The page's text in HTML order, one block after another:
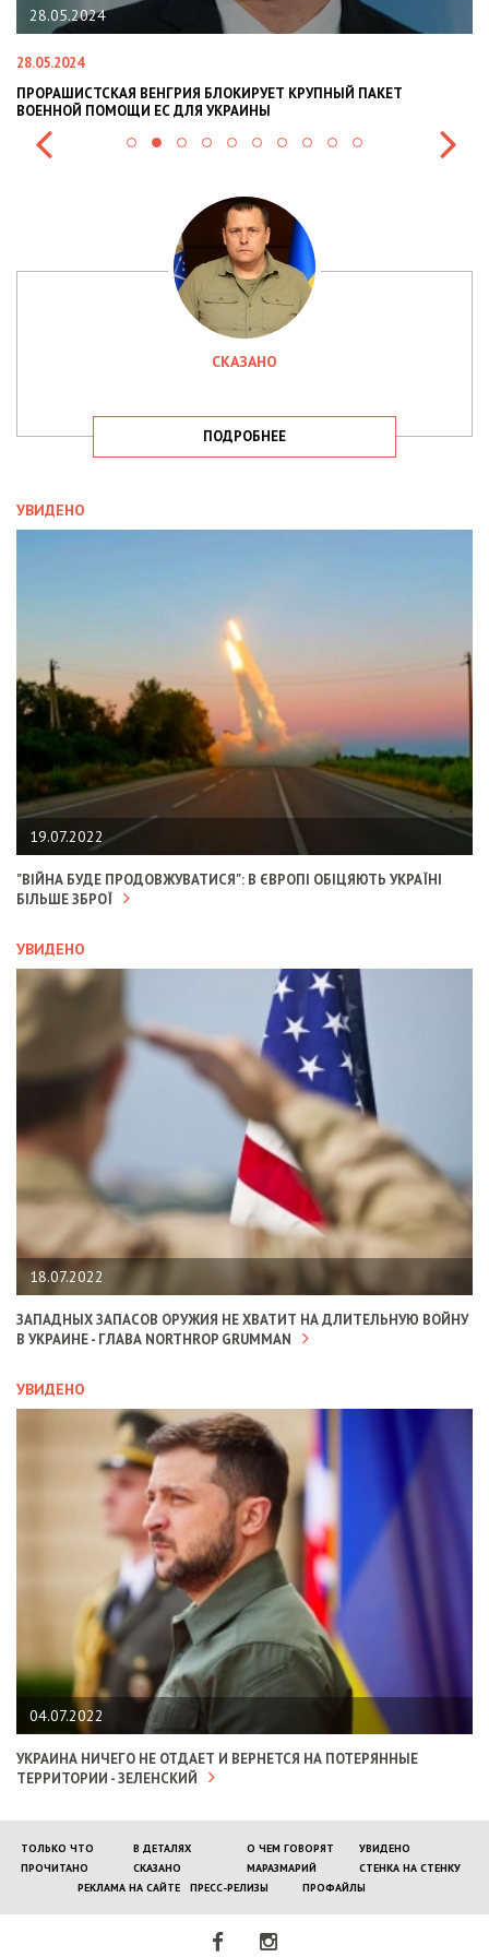
ВЕНГРИЯ БЛОКИРУЕТ КРУПНЫЙ ПАКЕТ
ПОМОЩИ ЕС ДЛЯ УКРАИНЫ
СКАЗАНО
ПОДРОБНЕЕ
УВИДЕНО
19.07.2022
"ВІЙНА БУДЕ ПРОДОВЖУВАТИСЯ": В ЄВРОПІ ОБІЦЯЮТЬ УКРАЇНІ
БІЛЬШЕ ЗБРОЇ
УВИДЕНО
18.07.2022
ЗАПАДНЫХ ЗАПАСОВ ОРУЖИЯ НЕ ХВАТИТ НА ДЛИТЕЛЬНУЮ ВОЙНУ
В УКРАИНЕ - ГЛАВА NORTHROP GRUMMAN
УВИДЕНО
04.07.2022
УКРАИНА НИЧЕГО НЕ ОТДАЕТ И ВЕРНЕТСЯ НА ПОТЕРЯННЫЕ
ТЕРРИТОРИИ - ЗЕЛЕНСКИЙ
ТОЛЬКО ЧТО В ДЕТАЛЯХ О ЧЕМ ГОВОРЯТ
УВИДЕНО
ПРОЧИТАНО
СКАЗАНО МАРАЗМАРИЙ
СТЕНКА НА СТЕНКУ
РЕКЛАМА НА САЙТЕ
ПРЕСС-РЕЛИЗЫ ПРОФАЙЛЫ